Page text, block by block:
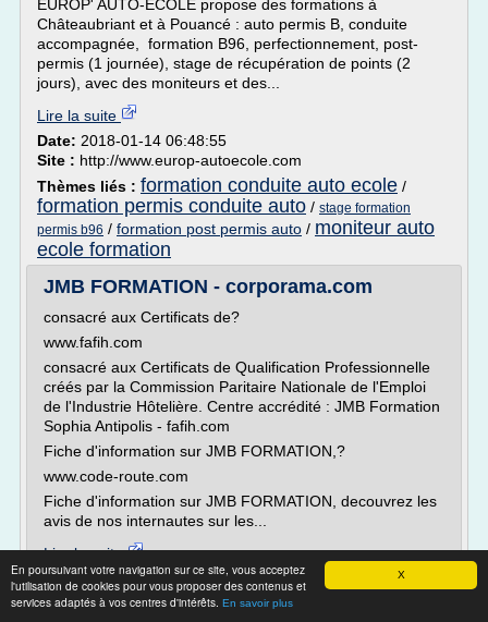
X
En poursuivant votre navigation sur ce site, vous acceptez
l'utilisation de cookies pour vous proposer des contenus et
services adaptés à vos centres d'intérêts. En savoir plus
EUROP' AUTO-ÉCOLE propose des formations à
Châteaubriant et à Pouancé : auto permis B, conduite
accompagnée, formation B96, perfectionnement, post-
permis (1 journée), stage de récupération de points (2
jours), avec des moniteurs et des...
Lire la suite
Date: 2018-01-14 06:48:55
Site : http://www.europ-autoecole.com
Thèmes liés : formation conduite auto ecole /
formation permis conduite auto / stage formation
permis b96 / formation post permis auto / moniteur auto
ecole formation
JMB FORMATION - corporama.com
consacré aux Certificats de?
www.fafih.com
consacré aux Certificats de Qualification Professionnelle
créés par la Commission Paritaire Nationale de l'Emploi
de l'Industrie Hôtelière. Centre accrédité : JMB Formation
Sophia Antipolis - fafih.com
Fiche d'information sur JMB FORMATION,?
www.code-route.com
Fiche d'information sur JMB FORMATION, decouvrez les
avis de nos internautes sur les...
Lire la suite
Site :https://corporama.com